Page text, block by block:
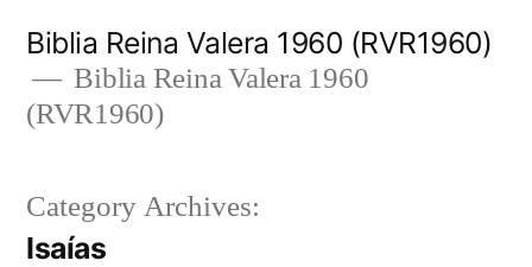
content
Biblia Reina Valera 1960 (RVR1960)
Biblia Reina Valera 1960
(RVR1960)
Category Archives:
Isaías